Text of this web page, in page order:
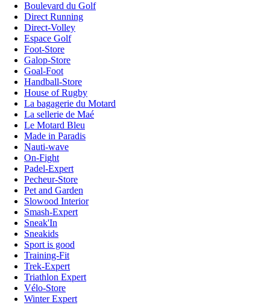
Boulevard du Golf
Direct Running
Direct-Volley
Espace Golf
Foot-Store
Galop-Store
Goal-Foot
Handball-Store
House of Rugby
La bagagerie du Motard
La sellerie de Maé
Le Motard Bleu
Made in Paradis
Nauti-wave
On-Fight
Padel-Expert
Pecheur-Store
Pet and Garden
Slowood Interior
Smash-Expert
Sneak'In
Sneakids
Sport is good
Training-Fit
Trek-Expert
Triathlon Expert
Vélo-Store
Winter Expert